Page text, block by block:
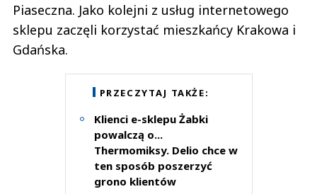
Piaseczna. Jako kolejni z usług internetowego
sklepu zaczęli korzystać mieszkańcy Krakowa i
Gdańska.
PRZECZYTAJ TAKŻE:
Klienci e-sklepu Żabki
powalczą o...
Thermomiksy. Delio chce w
ten sposób poszerzyć
grono klientów